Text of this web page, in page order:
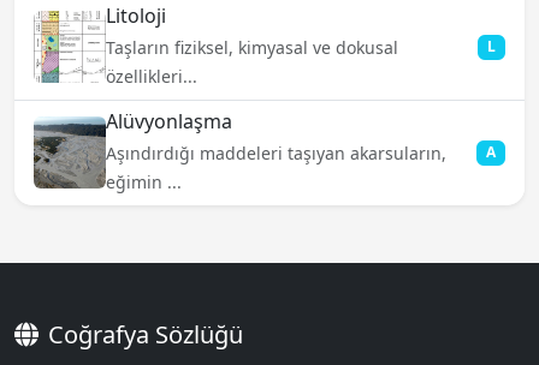
Litoloji
Taşların fiziksel, kimyasal ve dokusal
özellikleri...
L
Alüvyonlaşma
Aşındırdığı maddeleri taşıyan akarsuların,
eğimin ...
A
Coğrafya Sözlüğü